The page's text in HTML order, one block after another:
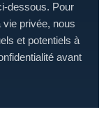
dessous. Pour
privée, nous
et potentiels à
avant